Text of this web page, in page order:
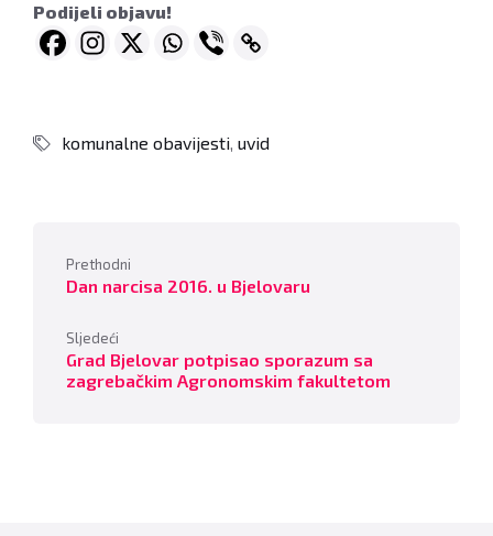
Podijeli objavu!
komunalne obavijesti, uvid
Prethodni
Dan narcisa 2016. u Bjelovaru
Sljedeći
Grad Bjelovar potpisao sporazum sa
zagrebačkim Agronomskim fakultetom